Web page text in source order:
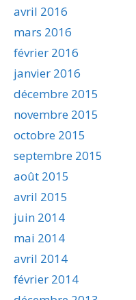
avril 2016
mars 2016
février 2016
janvier 2016
décembre 2015
novembre 2015
octobre 2015
septembre 2015
août 2015
avril 2015
juin 2014
mai 2014
avril 2014
février 2014